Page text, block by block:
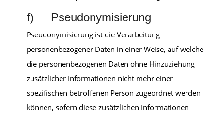
f) Pseudonymisierung
Pseudonymisierung ist die Verarbeitung
personenbezogener Daten in einer Weise, auf welche
die personenbezogenen Daten ohne Hinzuziehung
zusätzlicher Informationen nicht mehr einer
spezifischen betroffenen Person zugeordnet werden
können, sofern diese zusätzlichen Informationen